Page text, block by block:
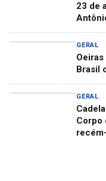
23 de
GERAL
Brasil
GERAL
Corpo